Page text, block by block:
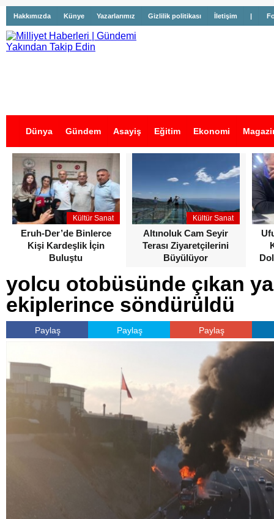
Hakkımızda Künye Yazarlarımız Gizlilik politikası İletişim |
Dünya Gündem Asayiş Eğitim Ekonomi
İş İlanları
Kültür Sanat
Eruh-Der’de Binlerce
Kişi Kardeşlik İçin
Buluştu
Kültür Sanat
Altınoluk Cam Seyir
Terası Ziyaretçilerini
Büyülüyor
yolcu otobüsünde çıkan
ekiplerince söndürüldü
Paylaş Paylaş Paylaş